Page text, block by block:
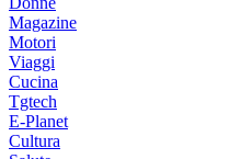
Magazine
Motori
Viaggi
Cucina
Tgtech
E-Planet
Cultura